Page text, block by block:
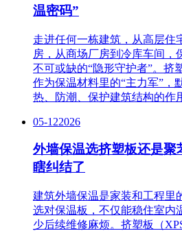
温密码”
走进任何一栋建筑，从高层住
房，从商场厂房到冷库车间，
不可或缺的“隐形守护者”。挤
作为保温材料里的“主力军”，
热、防潮、保护建筑结构的作
05-122026
外墙保温选挤塑板还是聚
瞎纠结了
建筑外墙保温是家装和工程里
选对保温板，不仅能稳住室内
少后续维修麻烦。挤塑板（